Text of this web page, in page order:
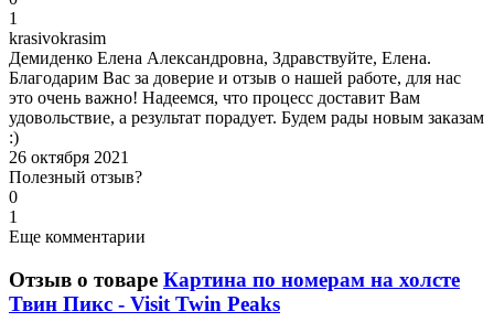
1
krasivokrasim
Демиденко Елена Александровна, Здравствуйте, Елена.
Благодарим Вас за доверие и отзыв о нашей работе, для нас
это очень важно! Надеемся, что процесс доставит Вам
удовольствие, а результат порадует. Будем рады новым заказам
:)
26 октября 2021
Полезный отзыв?
0
1
Еще комментарии
Отзыв о товаре Картина по номерам на холсте
Твин Пикс - Visit Twin Peaks